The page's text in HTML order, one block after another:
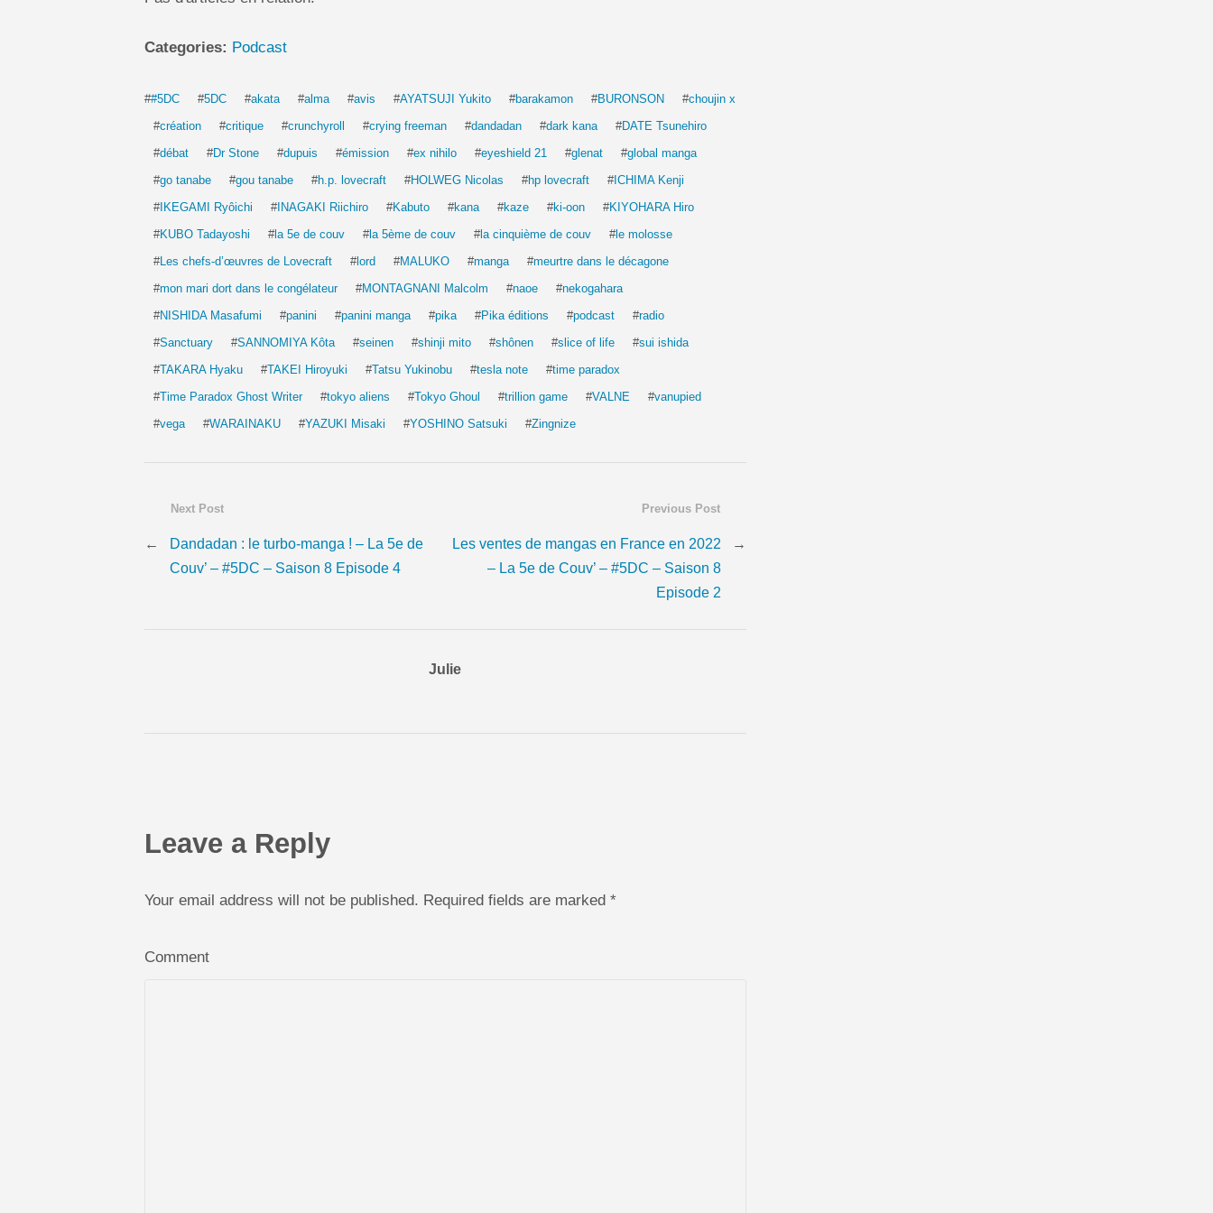
Categories: Podcast
##5DC #5DC #akata #alma #avis #AYATSUJI Yukito #barakamon #BURONSON #choujin x
#création #critique #crunchyroll #crying freeman #dandadan #dark kana #DATE Tsunehiro
#débat #Dr Stone #dupuis #émission #ex nihilo #eyeshield 21 #glenat #global manga
#go tanabe #gou tanabe #h.p. lovecraft #HOLWEG Nicolas #hp lovecraft #ICHIMA Kenji
#IKEGAMI Ryôichi #INAGAKI Riichiro #Kabuto #kana #kaze #ki-oon #KIYOHARA Hiro
#KUBO Tadayoshi #la 5e de couv #la 5ème de couv #la cinquième de couv #le molosse
#Les chefs-d’œuvres de Lovecraft #lord #MALUKO #manga #meurtre dans le décagone
#mon mari dort dans le congélateur #MONTAGNANI Malcolm #naoe #nekogahara
#NISHIDA Masafumi #panini #panini manga #pika #Pika éditions #podcast #radio
#Sanctuary #SANNOMIYA Kôta #seinen #shinji mito #shônen #slice of life #sui ishida
#TAKARA Hyaku #TAKEI Hiroyuki #Tatsu Yukinobu #tesla note #time paradox
#Time Paradox Ghost Writer #tokyo aliens #Tokyo Ghoul #trillion game #VALNE #vanupied
#vega #WARAINAKU #YAZUKI Misaki #YOSHINO Satsuki #Zingnize
Previous Post
Les ventes de mangas en France en 2022
– La 5e de Couv’ – #5DC – Saison 8
Episode 2
→
Next Post
←
Dandadan : le turbo-manga ! – La 5e de
Couv’ – #5DC – Saison 8 Episode 4
Julie
Leave a Reply
Your email address will not be published. Required fields are marked *
Comment